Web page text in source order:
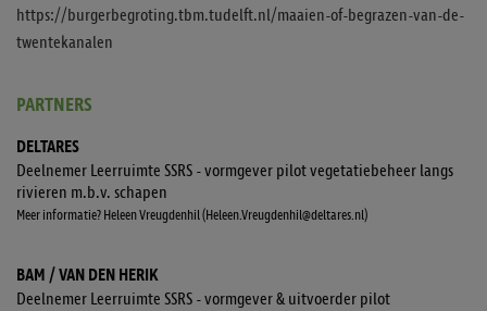
https://burgerbegroting.tbm.tudelft.nl/maaien-of-begrazen-van-de-
twentekanalen
PARTNERS
DELTARES
Deelnemer Leerruimte SSRS - vormgever pilot vegetatiebeheer langs
rivieren m.b.v. schapen
Meer informatie? Heleen Vreugdenhil (Heleen.Vreugdenhil@deltares.nl)
BAM / VAN DEN HERIK
Deelnemer Leerruimte SSRS - vormgever & uitvoerder pilot